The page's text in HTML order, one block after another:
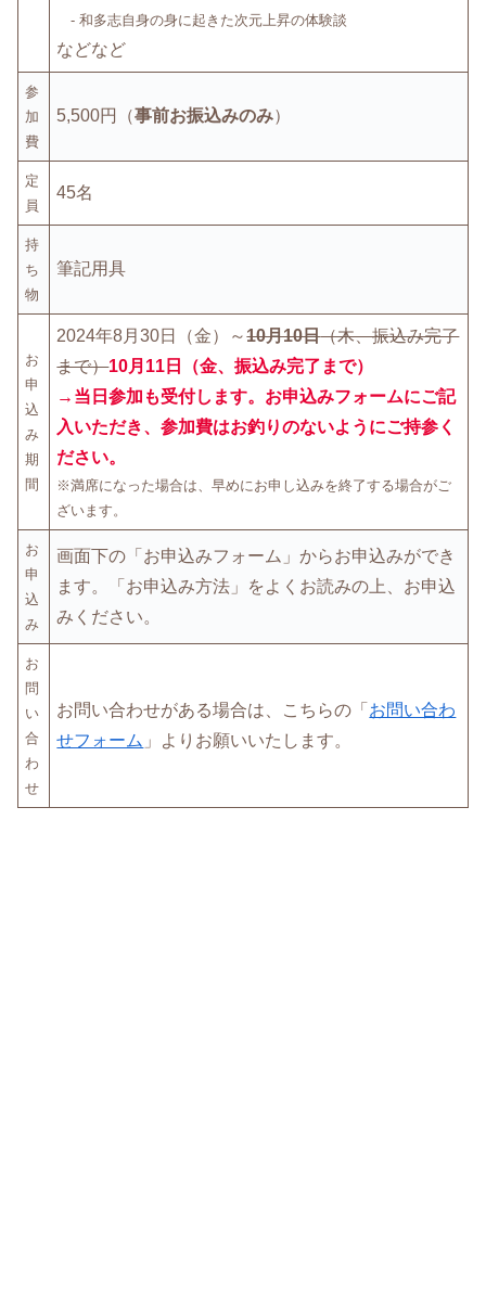
- 和多志自身の身に起きた次元上昇の体験談
などなど
参
加
費
5,500円（事前お振込みのみ）
定
員
45名
持
ち
物
筆記用具
お
申
込
み
期
間
2024年8月30日（金）～10月10日（木、振込み完了
まで）10月11日（金、振込み完了まで）
→当日参加も受付します。お申込みフォームにご記
入いただき、参加費はお釣りのないようにご持参く
ださい。
※満席になった場合は、早めにお申し込みを終了する場合がご
ざいます。
お
申
込
み
画面下の「お申込みフォーム」からお申込みができ
ます。「お申込み方法」をよくお読みの上、お申込
みください。
お
問
い
合
わ
せ
お問い合わせがある場合は、こちらの「 お問い合わ
せフォーム 」よりお願いいたします。